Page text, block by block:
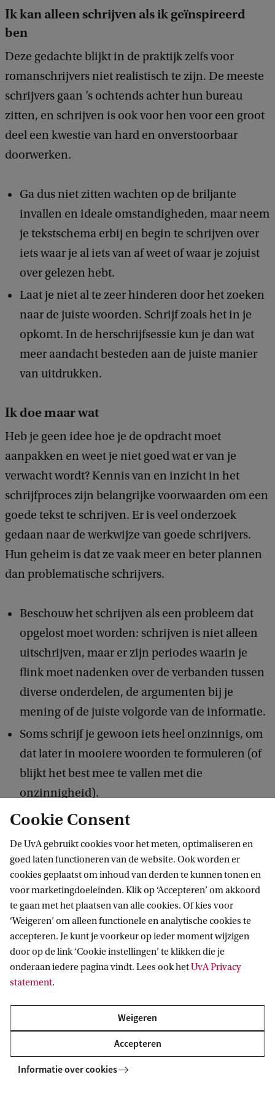
Ik kan alleen schrijven als ik geïnspireerd
ben
Deze gedachte blijkt in de praktijk zelfs voor
romanschrijvers niet realistisch te zijn. De meeste
schrijvers gaan ’s ochtends achter hun bureau
zitten, en schrijven is ook voor hen voor een groot
deel een kwestie van hard en onverstoorbaar
doorwerken.
Ga dus niet zitten wachten op de briljante
invallen en ideale omstandigheden, maar neem
je tekstschema erbij en begin te schrijven over
iets waar je al iets van af weet of waar je zojuist
over gelezen hebt.
Laat je niet al te zeer hinderen door het zoeken
naar de juiste woorden. Schrijf zoals het in je
opkomt. In de herschrijfsessie kun je dan wat
meer aandacht besteden aan de juiste manier
van uitdrukken.
Ik doe maar wat
Heb je geen idee hoe je de opdracht moet
aanpakken en weet je niet goed wat er van je
verwacht wordt? Kennis van en inzicht in het
schrijfproces zijn belangrijke voorwaarden om een
goede tekst te schrijven. Er is veel onderzoek
gedaan naar de werkwijze van goede schrijvers.
Hun geheim is dat ze vaak meer en beter plannen
dan problematische schrijvers.
Beschouw het schrijven als een probleem dat
opgelost moet worden: schrijven is niet alleen
uitschrijven, maar er zijn periodes waarin je
flink moet nadenken over de verbanden tussen
diverse onderdelen, de argumenten bij je
mening of de juiste volgorde van de informatie.
Soms schrijf je gewoon iets heel onzinnigs, om
dat later in mooiere woorden te formuleren (of
blijkt het best mee te vallen met die
onzinnigheid).
Alleen wanneer je helder hebt wat de bedoeling
daarom veel aandacht aan het goed lezen en
doorgronden van de opdracht. Wanneer die
niet helder is verwoord, of je begrijpt niet
precies wat je moet doen, vraag dan aan je
docent wat de bedoeling is. Maak duidelijke
afspraken; zo voorkom je veel gedoe achteraf.
De meeste studies hebben bovendien
de studiegids staan.
Ik heb geen talent voor schrijven; het kost me
zo veel tijd
Cookie Consent
De UvA gebruikt cookies voor het meten, optimaliseren en
goed laten functioneren van de website. Ook worden er
cookies geplaatst om inhoud van derden te kunnen tonen en
voor marketingdoeleinden. Klik op ‘Accepteren’ om akkoord
te gaan met het plaatsen van alle cookies. Of kies voor
‘Weigeren’ om alleen functionele en analytische cookies te
accepteren. Je kunt je voorkeur op ieder moment wijzigen
door op de link ‘Cookie instellingen’ te klikken die je
onderaan iedere pagina vindt. Lees ook hetUvA Privacy
statement.
Weigeren
Accepteren
Informatie over cookies